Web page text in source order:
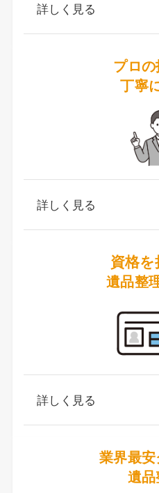
詳しく見る
プロ
丁寧
詳しく見る
資格を
遺品整
詳しく見る
業界最
遺品